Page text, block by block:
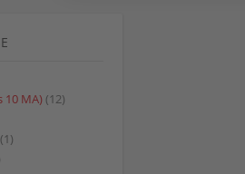
10 MA) (12)
(1)